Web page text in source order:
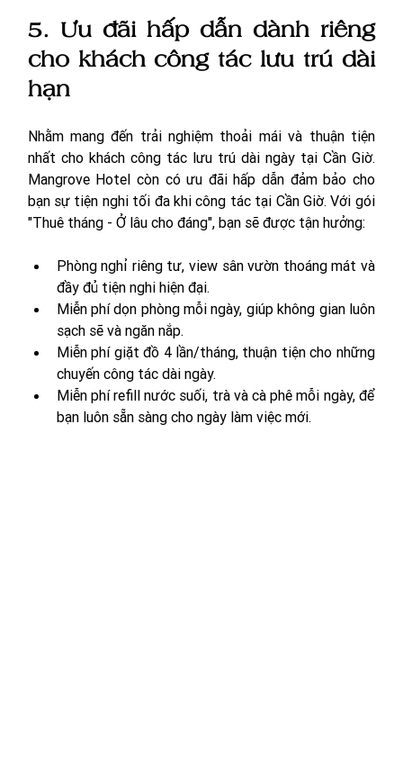
5. Ưu đãi hấp dẫn dành riêng
cho khách công tác lưu trú dài
hạn
Nhằm mang đến trải nghiệm thoải mái và thuận tiện
nhất cho khách công tác lưu trú dài ngày tại Cần Giờ.
Mangrove Hotel còn có ưu đãi hấp dẫn đảm bảo cho
bạn sự tiện nghi tối đa khi công tác tại Cần Giờ. Với gói
"Thuê tháng - Ở lâu cho đáng", bạn sẽ được tận hưởng:
Phòng nghỉ riêng tư, view sân vườn thoáng mát và
đầy đủ tiện nghi hiện đại.
Miễn phí dọn phòng mỗi ngày, giúp không gian luôn
sạch sẽ và ngăn nắp.
Miễn phí giặt đồ 4 lần/tháng, thuận tiện cho những
chuyến công tác dài ngày.
Miễn phí refill nước suối, trà và cà phê mỗi ngày, để
bạn luôn sẵn sàng cho ngày làm việc mới.